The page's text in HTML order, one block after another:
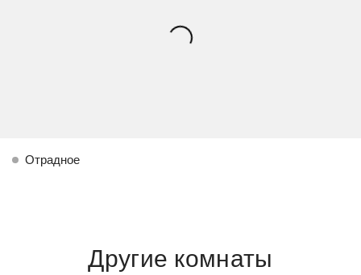
Отрадное
Другие комнаты